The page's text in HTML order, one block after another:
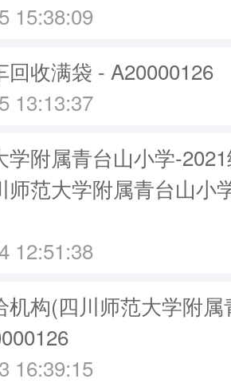
15:38:09
回收满袋 - A20000126
13:13:37
学附属青台山小学-
师范大学附属青台山小
12:51:38
机构(四川师范大学附
16:39:15